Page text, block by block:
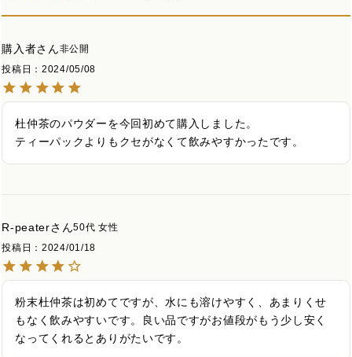
購入者
非公開
投稿日
2024/05/08
杜仲茶のパウダーを今回初めて購入しました。
ティーパックよりもクセがなくて飲みやすかったです。
R-peater 50代 女性
投稿日
2024/01/18
粉末杜仲茶は初めてですが、水にも溶けやすく、あまりくせ
もなく飲みやすいです。良い品ですがお値段がもう少し安く
なってくれるとありがたいです。